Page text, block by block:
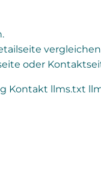
oder
Kontakt llms.txt